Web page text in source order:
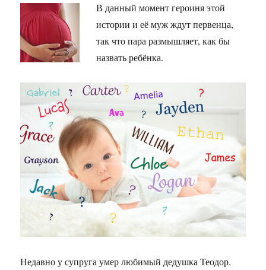
В данный момент героиня этой
истории и её муж ждут первенца,
так что пара размышляет, как бы
назвать ребёнка.
Недавно у супруга умер любимый дедушка Теодор.